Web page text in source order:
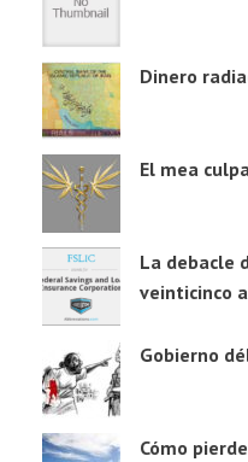
Dinero
El mea
La debacle
veinticinco
Gobierno
Cómo